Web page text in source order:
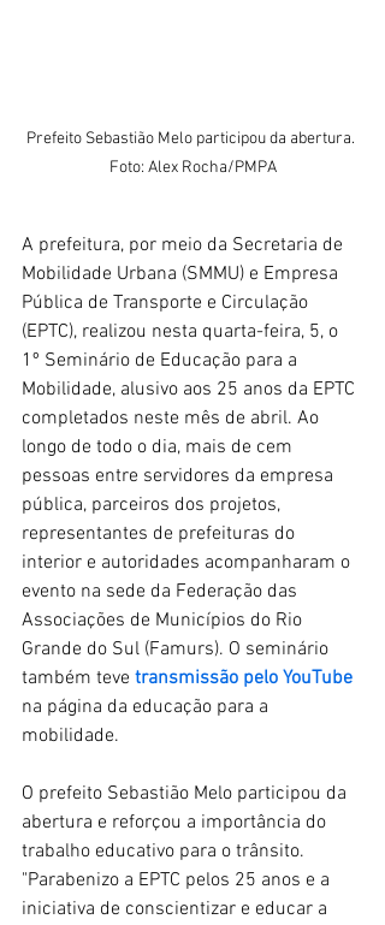
Prefeito Sebastião Melo participou da abertura.
Foto: Alex Rocha/PMPA
A prefeitura, por meio da Secretaria de
Mobilidade Urbana (SMMU) e Empresa
Pública de Transporte e Circulação
(EPTC), realizou nesta quarta-feira, 5, o
1º Seminário de Educação para a
Mobilidade, alusivo aos 25 anos da EPTC
completados neste mês de abril. Ao
longo de todo o dia, mais de cem
pessoas entre servidores da empresa
pública, parceiros dos projetos,
representantes de prefeituras do
interior e autoridades acompanharam o
evento na sede da Federação das
Associações de Municípios do Rio
Grande do Sul (Famurs). O seminário
também teve transmissão pelo YouTube
na página da educação para a
mobilidade.
O prefeito Sebastião Melo participou da
abertura e reforçou a importância do
trabalho educativo para o trânsito.
"Parabenizo a EPTC pelos 25 anos e a
iniciativa de conscientizar e educar a